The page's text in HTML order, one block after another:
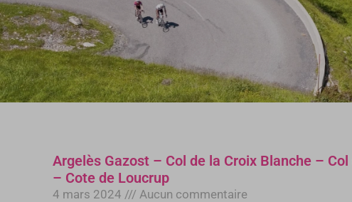
Argelès Gazost – Col de la Croix Blanche – Col
– Cote de Loucrup
4 mars 2024
Aucun commentaire